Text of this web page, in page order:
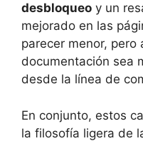
desbloqueo y un
mejorado en las
parecer menor, pero
documentación sea
desde la línea de
En conjunto, estos
la filosofía ligera de